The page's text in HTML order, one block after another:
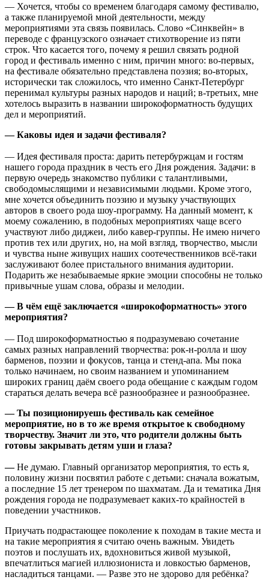
— Хочется, чтобы со временем благодаря самому фестивалю,
а также планируемой мной деятельности, между
мероприятиями эта связь появилась. Слово «Синквейн» в
переводе с французского означает стихотворение из пяти
строк. Что касается того, почему я решил связать родной
город и фестиваль именно с ним, причин много: во-первых,
на фестивале обязательно представлена поэзия; во-вторых,
исторически так сложилось, что именно Санкт-Петербург
перенимал культуры разных народов и наций; в-третьих, мне
хотелось выразить в названии широкоформатность будущих
дел и мероприятий.
— Каковы идея и задачи фестиваля?
— Идея фестиваля проста: дарить петербуржцам и гостям
нашего города праздник в честь его Дня рождения. Задачи: в
первую очередь знакомство публики с талантливыми,
свободомыслящими и независимыми людьми. Кроме этого,
мне хочется объединить поэзию и музыку участвующих
авторов в своего рода шоу-программу. На данный момент, к
моему сожалению, в подобных мероприятиях чаще всего
участвуют либо диджеи, либо кавер-группы. Не имею ничего
против тех или других, но, на мой взгляд, творчество, мысли
и чувства ныне живущих наших соотечественников всё-таки
заслуживают более пристального внимания аудитории.
Подарить же незабываемые яркие эмоции способны не только
привычные ушам слова, образы и мелодии.
— В чём ещё заключается «широкоформатность» этого
мероприятия?
— Под широкоформатностью я подразумеваю сочетание
самых разных направлений творчества: рок-н-ролла и шоу
барменов, поэзии и фокусов, танца и стенд-апа. Мы пока
только начинаем, но своим названием и упоминанием
широких границ даём своего рода обещание с каждым годом
стараться делать вечера всё разнообразнее и разнообразнее.
— Ты позиционируешь фестиваль как семейное
мероприятие, но в то же время открытое к свободному
творчеству. Значит ли это, что родители должны быть
готовы закрывать детям уши и глаза?
—Не думаю. Главный организатор мероприятия, то есть я,
половину жизни посвятил работе с детьми: сначала вожатым,
а последние 15 лет тренером по шахматам. Да и тематика Дня
рождения города не подразумевает каких-то крайностей в
поведении участников.
Приучать подрастающее поколение к походам в такие места и
на такие мероприятия я считаю очень важным. Увидеть
поэтов и послушать их, вдохновиться живой музыкой,
впечатлиться магией иллюзиониста и ловкостью барменов,
насладиться танцами. — Разве это не здорово для ребёнка?